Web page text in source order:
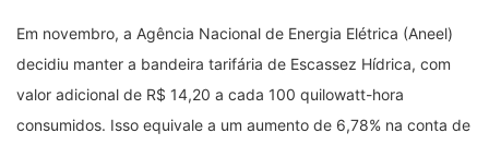
Em novembro, a Agência Nacional de Energia Elétrica (Aneel)
decidiu manter a bandeira tarifária de Escassez Hídrica, com
valor adicional de R$ 14,20 a cada 100 quilowatt-hora
consumidos. Isso equivale a um aumento de 6,78% na conta de